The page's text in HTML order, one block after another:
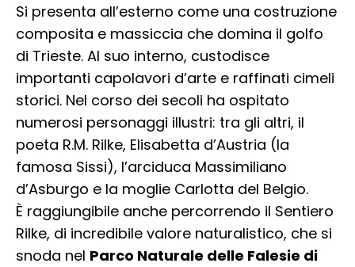
Si presenta all’esterno come una costruzione
composita e massiccia che domina il golfo
di Trieste. Al suo interno, custodisce
importanti capolavori d’arte e raffinati cimeli
storici. Nel corso dei secoli ha ospitato
numerosi personaggi illustri: tra gli altri, il
poeta R.M. Rilke, Elisabetta d’Austria (la
famosa Sissi), l’arciduca Massimiliano
d’Asburgo e la moglie Carlotta del Belgio.
È raggiungibile anche percorrendo il Sentiero
Rilke, di incredibile valore naturalistico, che si
snoda nel Parco Naturale delle Falesie di